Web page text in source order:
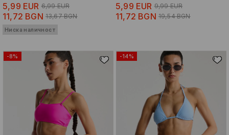
5,99 EUR 6,99 EUR
11,72 BGN 13,67 BGN
Ниска наличност
5,99 EUR 9,99 EUR
11,72 BGN 19,54 BGN
-8% -14%